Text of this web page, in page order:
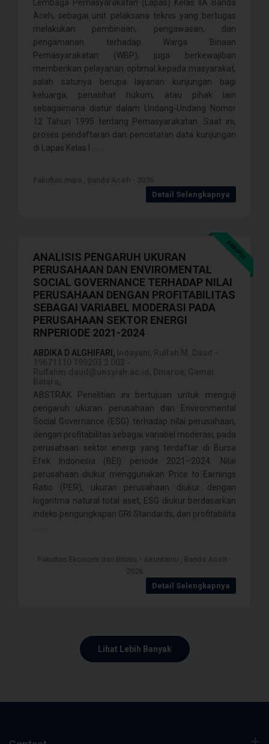
Lembaga Pemasyarakatan (Lapas) Kelas IIA Banda
Aceh, sebagai unit pelaksana teknis yang bertugas
melakukan pembinaan, pengawasan, dan
pengamanan terhadap Warga Binaan
Pemasyarakatan (WBP), juga berkewajiban
memberikan pelayanan optimal kepada masyarakat,
salah satunya berupa layanan kunjungan bagi
keluarga, penasihat hukum, atau pihak lain
sebagaimana diatur dalam Undang-Undang Nomor
12 Tahun 1995 tentang Pemasyarakatan. Saat ini,
proses pendaftaran dan pencatatan data kunjungan
di Lapas Kelas I . . . .
Detail Selengkapnya
SKRIPSI
ANALISIS PENGARUH UKURAN
PERUSAHAAN DAN ENVIROMENTAL
SOCIAL GOVERNANCE TERHADAP NILAI
PERUSAHAAN DENGAN PROFITABILITAS
SEBAGAI VARIABEL MODERASI PADA
PERUSAHAAN SEKTOR ENERGI
RNPERIODE 2021-2024
ABDIKA D ALGHIFARI,
ABSTRAK Penelitian ini bertujuan untuk menguji
pengaruh ukuran perusahaan dan Environmental
Social Governance (ESG) terhadap nilai perusahaan,
dengan profitabilitas sebagai variabel moderasi, pada
perusahaan sektor energi yang terdaftar di Bursa
Efek Indonesia (BEI) periode 2021–2024. Nilai
perusahaan diukur menggunakan Price to Earnings
Ratio (PER), ukuran perusahaan diukur dengan
logaritma natural total aset, ESG diukur berdasarkan
indeks pengungkapan GRI Standards, dan profitabilita
Detail Selengkapnya
Lihat Lebih Banyak